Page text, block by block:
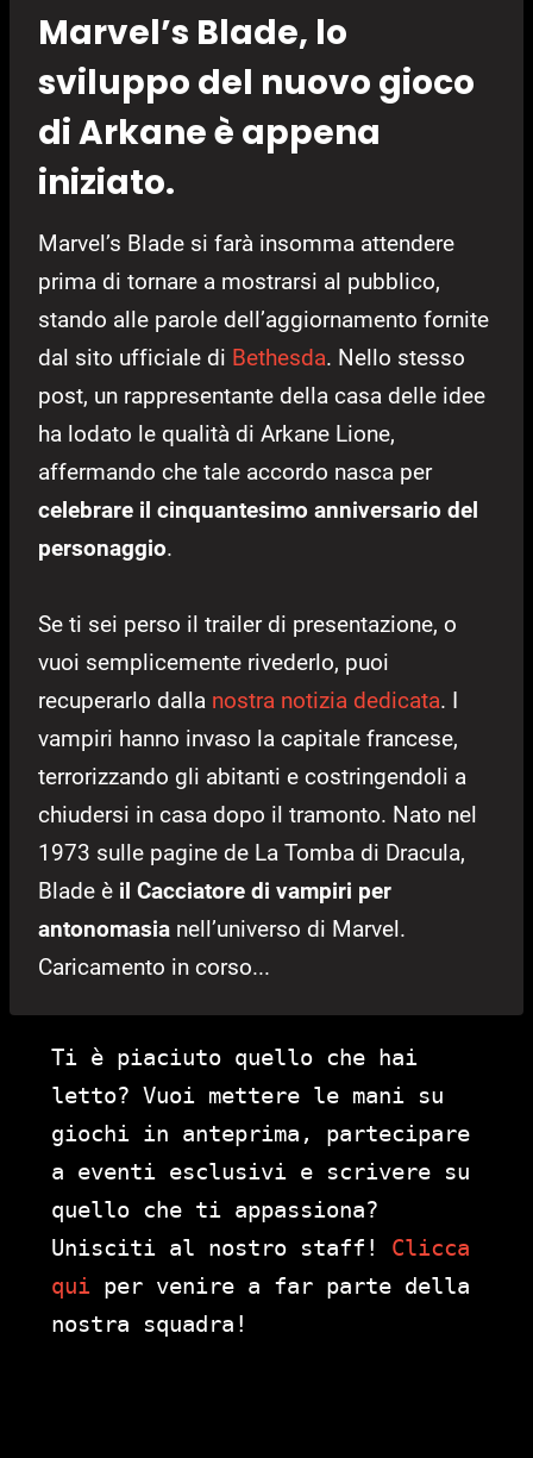
Marvel’s Blade, lo
sviluppo del nuovo gioco
di Arkane è appena
iniziato.
Marvel’s Blade si farà insomma attendere
prima di tornare a mostrarsi al pubblico,
stando alle parole dell’aggiornamento fornite
dal sito ufficiale di Bethesda. Nello stesso
post, un rappresentante della casa delle idee
ha lodato le qualità di Arkane Lione,
affermando che tale accordo nasca per
celebrare il cinquantesimo anniversario del
personaggio.
Se ti sei perso il trailer di presentazione, o
vuoi semplicemente rivederlo, puoi
recuperarlo dalla nostra notizia dedicata. I
vampiri hanno invaso la capitale francese,
terrorizzando gli abitanti e costringendoli a
chiudersi in casa dopo il tramonto. Nato nel
1973 sulle pagine de La Tomba di Dracula,
Blade è il Cacciatore di vampiri per
antonomasia nell’universo di Marvel.
Caricamento in corso...
Ti è piaciuto quello che hai
letto? Vuoi mettere le mani su
giochi in anteprima, partecipare
a eventi esclusivi e scrivere su
quello che ti appassiona?
Unisciti al nostro staff! Clicca
qui per venire a far parte della
nostra squadra!